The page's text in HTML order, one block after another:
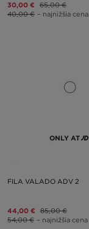
30,00 € 65,00 €
40,00 € – najnižšia cena
ONLY AT
FILA VALADO ADV 2
44,00 € 85,00 €
54,00 € – najnižšia cena